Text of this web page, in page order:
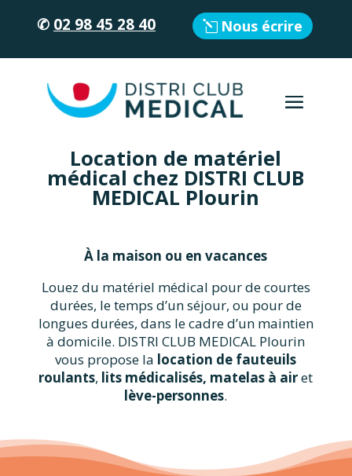
✆ 02 98 45 28 40 Nous écrire
Location de matériel
médical chez DISTRI CLUB
MEDICAL Plourin
À la maison ou en vacances
Louez du matériel médical pour de courtes
durées, le temps d’un séjour, ou pour de
longues durées, dans le cadre d’un maintien
à domicile. DISTRI CLUB MEDICAL Plourin
vous propose la location de fauteuils
roulants, lits médicalisés, matelas à airet
lève-personnes.